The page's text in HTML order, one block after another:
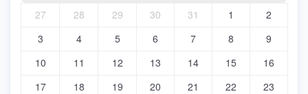
27
28 29 30 31 1
2
3
4 5 6 7 8
9
10
11 12 13 14 15
16
17
18 19 20 21 22
23